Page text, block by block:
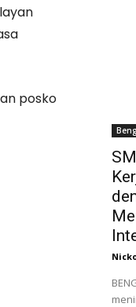
posko